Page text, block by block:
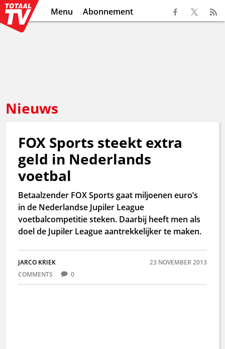
Menu Abonnement
Nieuws
FOX Sports steekt extra
geld in Nederlands
voetbal
Betaalzender FOX Sports gaat miljoenen euro’s
in de Nederlandse Jupiler League
voetbalcompetitie steken. Daarbij heeft men als
doel de Jupiler League aantrekkelijker te maken.
JARCO KRIEK
23 NOVEMBER 2013
COMMENTS
0